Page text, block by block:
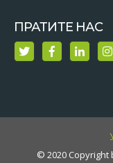
ПРАТИТЕ НАС
© 2020 Copyright